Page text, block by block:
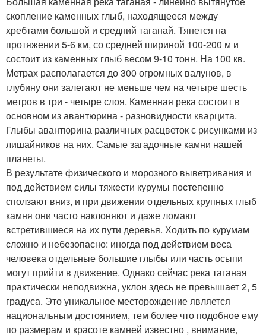
скопление каменных глыб, находящееся между
хребтами большой и средний таганай. Тянется на
протяжении 5-6 км, со средней шириной 100-200 м и
состоит из каменных глыб весом 9-10 тонн. На 100 кв.
Метрах располагается до 300 огромных валунов, в
глубину они залегают не меньше чем на четыре шесть
метров в три - четыре слоя. Каменная река состоит в
основном из авантюрина - разновидности кварцита.
Глыбы авантюрина различных расцветок с рисунками из
лишайников на них. Самые загадочные камни нашей
планеты.
В результате физического и морозного выветривания и
под действием силы тяжести курумы постепенно
сползают вниз, и при движении отдельных крупных глыб
камня они часто наклоняют и даже ломают
встретившиеся на их пути деревья. Ходить по курумам
сложно и небезопасно: иногда под действием веса
человека отдельные большие глыбы или часть осыпи
могут прийти в движение. Однако сейчас река таганая
практически неподвижна, уклон здесь не превышает 2, 5
градуса. Это уникальное месторождение является
национальным достоянием, тем более что подобное ему
по размерам и красоте камней известно , внимание,